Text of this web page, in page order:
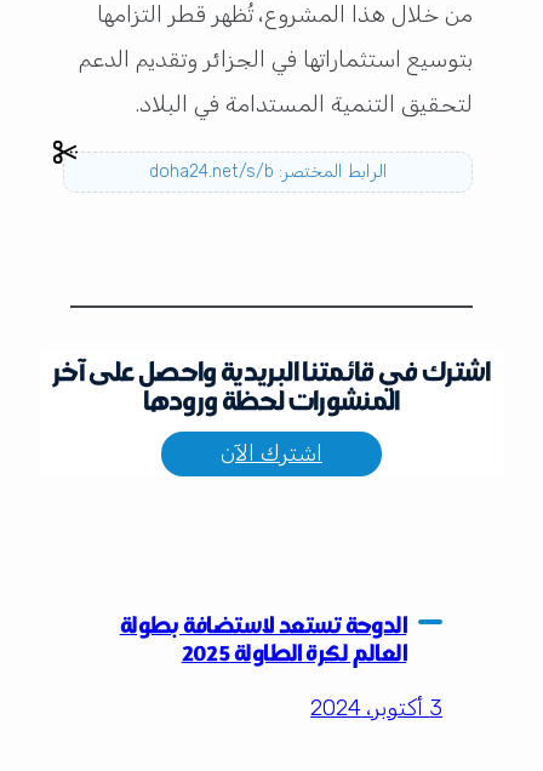
من خلال هذا المشروع، تُظهر قطر التزامها
بتوسيع استثماراتها في الجزائر وتقديم الدعم
لتحقيق التنمية المستدامة في البلاد.
الرابط المختصر: doha24.net/s/b
اشترك في قائمتنا البريدية واحصل على آخر
المنشورات لحظة ورودها
اشترك الآن
الدوحة تستعد لاستضافة بطولة
العالم لكرة الطاولة 2025
3 أكتوبر، 2024